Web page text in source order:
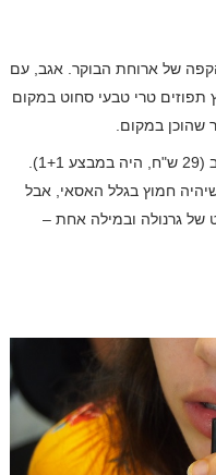
של ארוחת הבוקר. אגב, עם
תפוזים טרי טבעי סחוט במקום
שהוכן במקום.
אסאי, גרנולה, בננה וחלב (29 ש"ח, היה במבצע 1+1).
חמוץ בגלל האסאי, אבל
של גרנולה ובמילה אחת –